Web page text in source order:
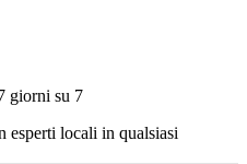
giorni su 7
esperti locali in qualsiasi